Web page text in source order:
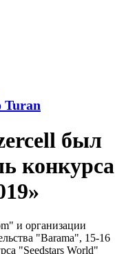
Turan
был
конкурса
и организации
"Barama", 15-16
"Seedstars World"